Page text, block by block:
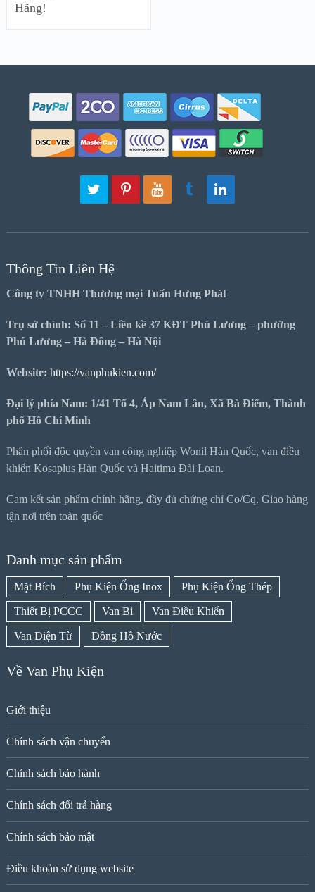
Hãng!
Thông Tin Liên Hệ
Công ty TNHH Thương mại Tuấn Hưng Phát
Trụ sở chính: Số 11 – Liền kề 37 KĐT Phú Lương – phường
Phú Lương – Hà Đông – Hà Nội
Website: https://vanphukien.com/
Đại lý phía Nam: 1/41 Tổ 4, Áp Nam Lân, Xã Bà Điểm, Thành
phố Hồ Chí Minh
Phân phối độc quyền van công nghiệp Wonil Hàn Quốc, van điều
khiển Kosaplus Hàn Quốc và Haitima Đài Loan.
Cam kết sản phẩm chính hãng, đầy đủ chứng chỉ Co/Cq. Giao hàng
tận nơi trên toàn quốc
Danh mục sản phẩm
Mặt Bích Phụ Kiện Ống Inox Phụ Kiện Ống Thép
Thiết Bị PCCC Van Bi Van Điều Khiển
Van Điện Từ Đồng Hồ Nước
Về Van Phụ Kiện
Giới thiệu
Chính sách vận chuyển
Chính sách bảo hành
Chính sách đổi trả hàng
Chính sách bảo mật
Điều khoản sử dụng website